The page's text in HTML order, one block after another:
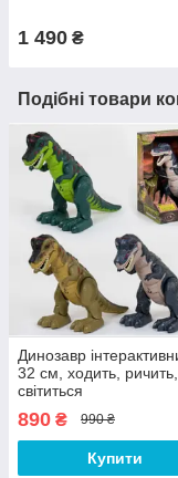
1 490 ₴
Подібні товари
Динозавр
32 см, ходить, ричить,
світиться
890 ₴ 990 ₴
Купити